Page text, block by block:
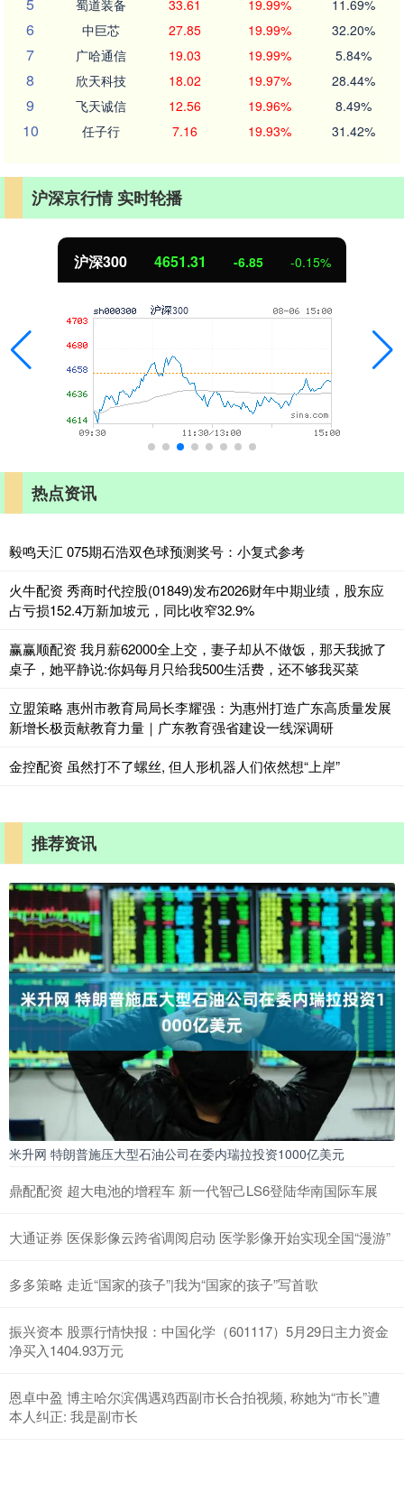
5 蜀道装备 33.61 19.99% 11.69%
6 中巨芯 27.85 19.99% 32.20%
7 广哈通信 19.03 19.99% 5.84%
8 欣天科技 18.02 19.97% 28.44%
9 飞天诚信 12.56 19.96% 8.49%
10 任子行 7.16 19.93% 31.42%
沪深京行情 实时轮播
沪深300 4651.31 -6.85 -0.15%
热点资讯
毅鸣天汇 075期石浩双色球预测奖号：小复式参考
火牛配资 秀商时代控股(01849)发布2026财年中期业绩，股东应
占亏损152.4万新加坡元，同比收窄32.9%
赢赢顺配资 我月薪62000全上交，妻子却从不做饭，那天我掀了
桌子，她平静说:你妈每月只给我500生活费，还不够我买菜
立盟策略 惠州市教育局局长李耀强：为惠州打造广东高质量发展
新增长极贡献教育力量｜广东教育强省建设一线深调研
金控配资 虽然打不了螺丝, 但人形机器人们依然想“上岸”
推荐资讯
米升网 特朗普施压大型石油公司在委内瑞拉投资1000亿美元
鼎配配资 超大电池的增程车 新一代智己LS6登陆华南国际车展
大通证券 医保影像云跨省调阅启动 医学影像开始实现全国“漫游”
多多策略 走近“国家的孩子”|我为“国家的孩子”写首歌
振兴资本 股票行情快报：中国化学（601117）5月29日主力资金
净买入1404.93万元
恩卓中盈 博主哈尔滨偶遇鸡西副市长合拍视频, 称她为“市长”遭
本人纠正: 我是副市长